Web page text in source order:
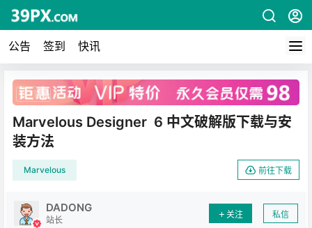
公告 签到 快讯
广告
Marvelous Designer 6 中文破解版下载与安
装方法
Marvelous 前往下载
DADONG
站长
关注 私信